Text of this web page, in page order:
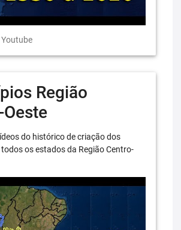
Região
do histórico de criação dos
os estados da Região Centro-